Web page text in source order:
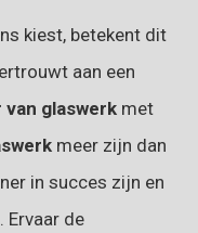
kiest, betekent dit
aan een
glaswerk met
meer zijn dan
in succes zijn en
Ervaar de